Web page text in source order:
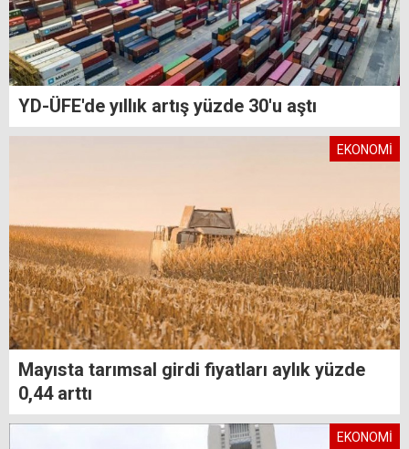
YD-ÜFE'de yıllık artış yüzde 30'u aştı
EKONOMİ
Mayısta tarımsal girdi fiyatları aylık yüzde
0,44 arttı
EKONOMİ